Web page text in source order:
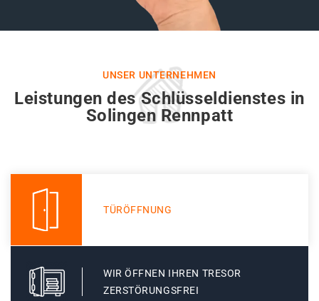
UNSER UNTERNEHMEN
Leistungen des Schlüsseldienstes in
Solingen Rennpatt
TÜRÖFFNUNG
WIR ÖFFNEN IHREN TRESOR
ZERSTÖRUNGSFREI